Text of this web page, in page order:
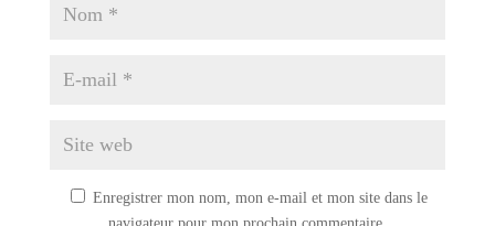
Enregistrer mon nom, mon e-mail et mon site dans le